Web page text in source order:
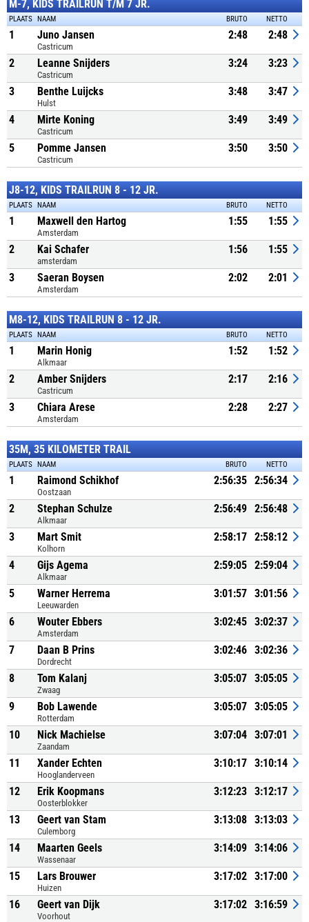
M-7, KIDS TRAILRUN T/M 7 JR.
PLAATS NAAM BRUTO NETTO
1 Juno Jansen
Castricum
2:48 2:48
2 Leanne Snijders
Castricum
3:24 3:23
3 Benthe Luijcks
Hulst
3:48 3:47
4 Mirte Koning
Castricum
3:49 3:49
5 Pomme Jansen
Castricum
3:50 3:50
J8-12, KIDS TRAILRUN 8 - 12 JR.
PLAATS NAAM BRUTO NETTO
1 Maxwell den Hartog
Amsterdam
1:55 1:55
2 Kai Schafer
amsterdam
1:56 1:55
3 Saeran Boysen
Amsterdam
2:02 2:01
M8-12, KIDS TRAILRUN 8 - 12 JR.
PLAATS NAAM BRUTO NETTO
1 Marin Honig
Alkmaar
1:52 1:52
2 Amber Snijders
Castricum
2:17 2:16
3 Chiara Arese
Amsterdam
2:28 2:27
35M, 35 KILOMETER TRAIL
PLAATS NAAM BRUTO NETTO
1 Raimond Schikhof
Oostzaan
2:56:35 2:56:34
2 Stephan Schulze
Alkmaar
2:56:49 2:56:48
3 Mart Smit
Kolhorn
2:58:17 2:58:12
4 Gijs Agema
Alkmaar
2:59:05 2:59:04
5 Warner Herrema
Leeuwarden
3:01:57 3:01:56
6 Wouter Ebbers
Amsterdam
3:02:45 3:02:37
7 Daan B Prins
Dordrecht
3:02:46 3:02:36
8 Tom Kalanj
Zwaag
3:05:07 3:05:05
9 Bob Lawende
Rotterdam
3:05:07 3:05:05
10 Nick Machielse
Zaandam
3:07:04 3:07:01
11 Xander Echten
Hooglanderveen
3:10:17 3:10:14
12 Erik Koopmans
Oosterblokker
3:12:23 3:12:17
13 Geert van Stam
Culemborg
3:13:08 3:13:03
14 Maarten Geels
Wassenaar
3:14:09 3:14:06
15 Lars Brouwer
Huizen
3:17:02 3:17:00
16 Geert van Dijk
Voorhout
3:17:02 3:16:59